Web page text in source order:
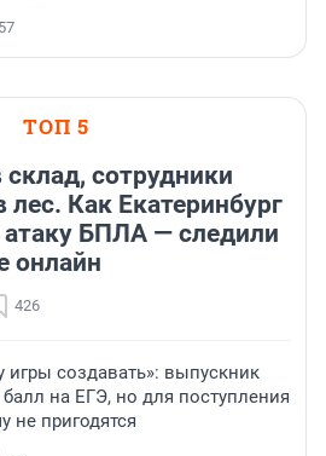
57
ТОП 5
сотрудники
лес. Как Екатеринбург
БПЛА — следили
онлайн
426
игры создавать»: выпускник
на ЕГЭ, но для поступления
не пригодятся